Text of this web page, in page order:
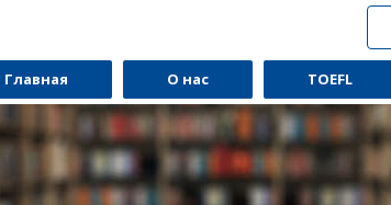
Главная О нас TOEFL